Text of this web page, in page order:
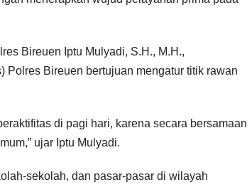
Bireuen Iptu Mulyadi, S.H., M.H.,
Polres Bireuen bertujuan mengatur titik rawan
di pagi hari, karena secara bersamaan
ujar Iptu Mulyadi.
sekolah, dan pasar-pasar di wilayah